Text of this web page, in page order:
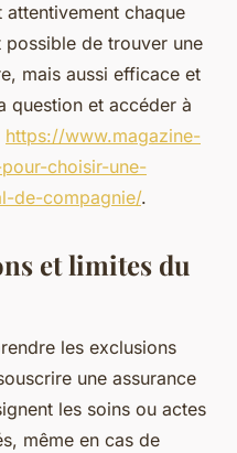
chaque
de trouver une
mais aussi efficace et
question et accéder à
https://www.magazine-
choisir-une-
de-compagnie/.
et limites du
les exclusions
une assurance
les soins ou actes
même en cas de